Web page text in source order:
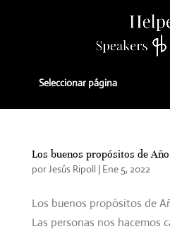
Seleccionar página
Los buenos propósitos de
porJesús Ripoll | Ene 5, 2022
Los buenos propósitos de
Las personas nos hacemos